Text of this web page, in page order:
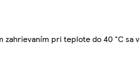
pri teplote do 40 °C sa